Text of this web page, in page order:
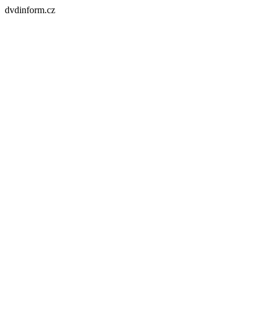
dvdinform.cz